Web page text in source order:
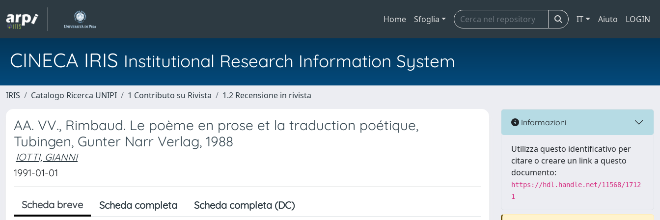
Home Sfoglia IT Aiuto LOGIN
CINECA IRIS Institutional Research Information System
IRIS Catalogo Ricerca UNIPI 1 Contributo su Rivista 1.2 Recensione in rivista
AA. VV., Rimbaud. Le poème en prose et la traduction poétique,
Tubingen, Gunter Narr Verlag, 1988
IOTTI, GIANNI
1991-01-01
Scheda breve Scheda completa Scheda completa (DC)
Informazioni
Utilizza questo identificativo per
citare o creare un link a questo
documento:
https://hdl.handle.net/11568/1712
1